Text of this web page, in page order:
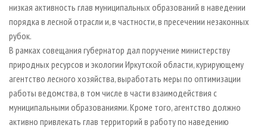
низкая активность глав муниципальных образований в наведении
порядка в лесной отрасли и, в частности, в пресечении незаконных
рубок.
В рамках совещания губернатор дал поручение министерству
природных ресурсов и экологии Иркутской области, курирующему
агентство лесного хозяйства, выработать меры по оптимизации
работы ведомства, в том числе в части взаимодействия с
муниципальными образованиями. Кроме того, агентство должно
активно привлекать глав территорий в работу по наведению